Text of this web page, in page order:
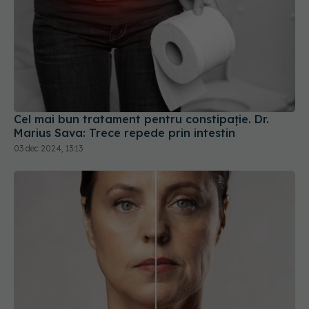
Cel mai bun tratament pentru constipație. Dr.
Marius Sava: Trece repede prin intestin
03 dec 2024, 13:13
Alimentul banal care șterge ridurile. E elixirul anti-
ageing și reface structurile pielii